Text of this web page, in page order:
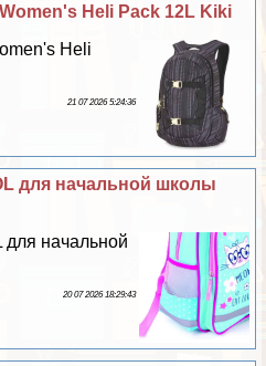
Heli Pack 12L Kiki
Heli
21 07 2026 5:24:36
для начальной школы
начальной
20 07 2026 18:29:43